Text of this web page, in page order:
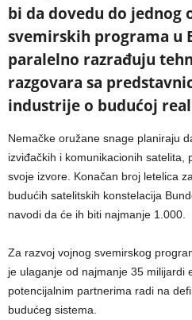
bi da dovedu do jednog
svemirskih programa u
paralelno razrađuju
razgovara sa
industrije o budućoj
Nemačke oružane snage planiraju
izviđačkih i komunikacionih satelita,
svoje izvore. Konačan broj letelica
budućih satelitskih konstelacija
navodi da će ih biti najmanje 1.000.
Za razvoj vojnog svemirskog
je ulaganje od najmanje 35 milijardi
potencijalnim partnerima radi na
budućeg sistema.